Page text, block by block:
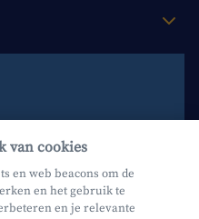
van cookies
en web beacons om de
en het gebruik te
en je relevante